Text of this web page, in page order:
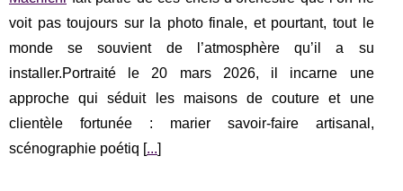
voit pas toujours sur la photo finale, et pourtant, tout le
monde se souvient de l’atmosphère qu’il a su
installer.Portraité le 20 mars 2026, il incarne une
approche qui séduit les maisons de couture et une
clientèle fortunée : marier savoir-faire artisanal,
scénographie poétiq [...]